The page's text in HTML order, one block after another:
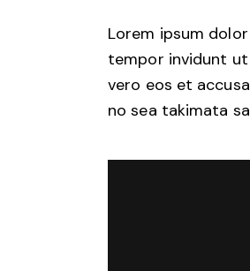
Lorem ipsum
tempor invidunt
vero eos et
no sea takimata